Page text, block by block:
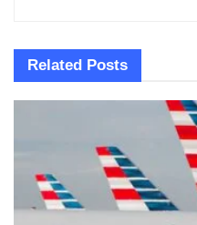
Related Posts